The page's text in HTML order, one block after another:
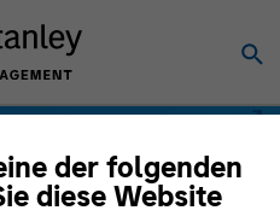
der folgenden
diese Website